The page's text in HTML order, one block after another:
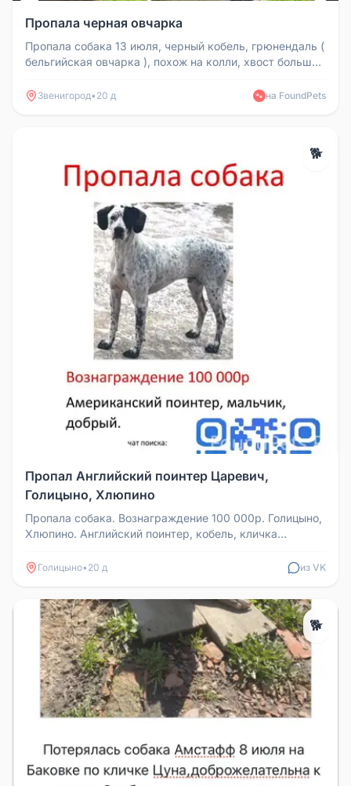
Пропала черная овчарка
Пропала собака 13 июля, черный кобель, грюнендаль (
бельгийская овчарка ), похож на колли, хвост больше
Звенигород• 20 д 🐾 на FoundPets
🐕
Пропал Английский поинтер Царевич,
Голицыно, Хлюпино
Пропала собака. Вознаграждение 100 000р. Голицыно,
Хлюпино. Английский поинтер, кобель, кличка
Голицыно• 20 д из VK
🐕